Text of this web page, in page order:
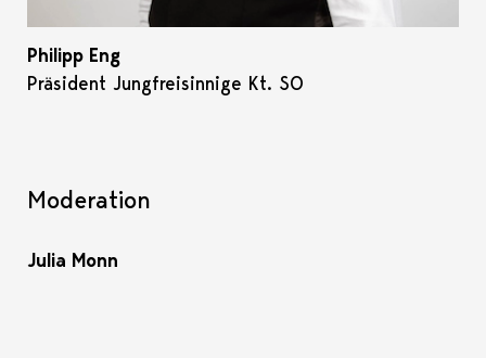
Philipp Eng
Präsident Jungfreisinnige Kt. SO
Moderation
Julia Monn